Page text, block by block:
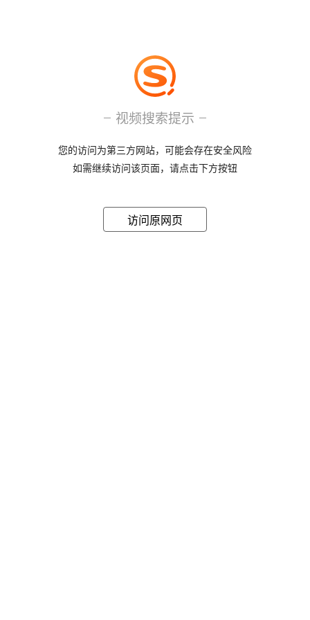
视频搜索提示
您的访问为第三方网站，可能会存在安全风险
如需继续访问该页面，请点击下方按钮
访问原网页